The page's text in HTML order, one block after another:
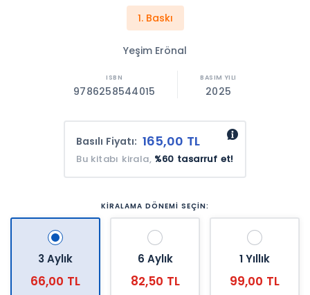
1. Baskı
Yeşim Erönal
9786258544015 2025
Basılı Fiyatı: 165,00 TL
Bu kitabı kirala, %60 tasarruf et!
KİRALAMA DÖNEMİ SEÇİN:
3 Aylık
66,00 TL
6 Aylık
82,50 TL
1 Yıllık
99,00 TL